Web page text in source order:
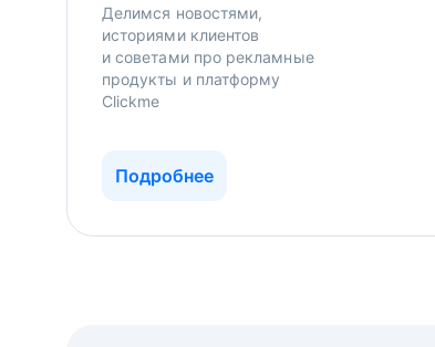
Делимся новостями,
историями клиентов
и советами про рекламные
продукты и платформу
Clickme
Подробнее